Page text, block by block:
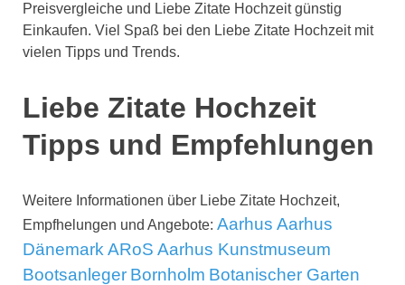
Preisvergleiche und Liebe Zitate Hochzeit günstig
Einkaufen. Viel Spaß bei den Liebe Zitate Hochzeit mit
vielen Tipps und Trends.
Liebe Zitate Hochzeit
Tipps und Empfehlungen
Weitere Informationen über Liebe Zitate Hochzeit,
Empfhelungen und Angebote: Aarhus Aarhus
Dänemark ARoS Aarhus Kunstmuseum
Bootsanleger Bornholm Botanischer Garten